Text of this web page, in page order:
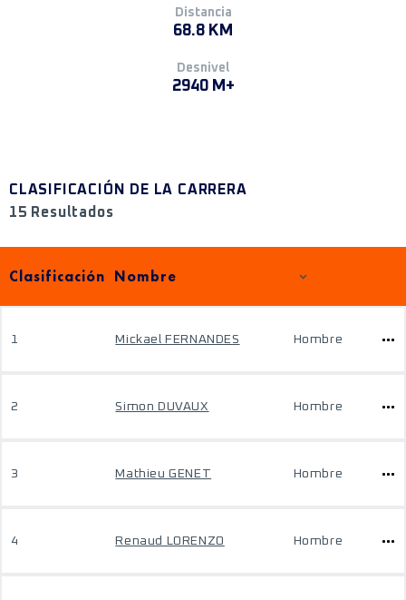
Distancia
68.8 KM
Desnivel
2940 M+
CLASIFICACIÓN DE LA CARRERA
15 Resultados
Clasificación Nombre
1 Mickael FERNANDES Hombre
2 Simon DUVAUX Hombre
3 Mathieu GENET Hombre
4 Renaud LORENZO Hombre